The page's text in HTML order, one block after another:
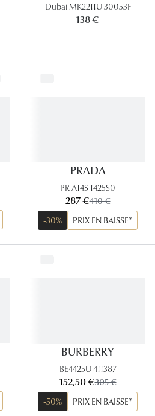
Dubai MK2211U 30053F
138 €
PRADA
PR A14S 1425S0
maintenant:
287 €ancien prix:
410 €
-30%
PRIX EN BAISSE*
BURBERRY
BE4425U 411387
maintenant:
152,50 €ancien prix:
305 €
-50%
PRIX EN BAISSE*